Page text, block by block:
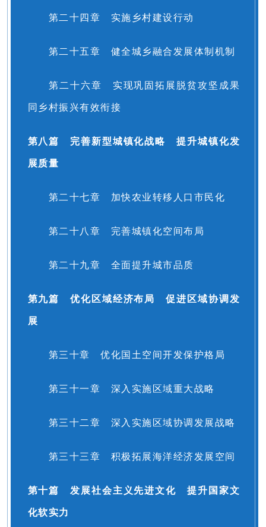
第二十四章 实施乡村建设行动
第二十五章 健全城乡融合发展体制机制
第二十六章 实现巩固拓展脱贫攻坚成果
同乡村振兴有效衔接
第八篇 完善新型城镇化战略 提升城镇化发
展质量
第二十七章 加快农业转移人口市民化
第二十八章 完善城镇化空间布局
第二十九章 全面提升城市品质
第九篇 优化区域经济布局 促进区域协调发
展
第三十章 优化国土空间开发保护格局
第三十一章 深入实施区域重大战略
第三十二章 深入实施区域协调发展战略
第三十三章 积极拓展海洋经济发展空间
第十篇 发展社会主义先进文化 提升国家文
化软实力